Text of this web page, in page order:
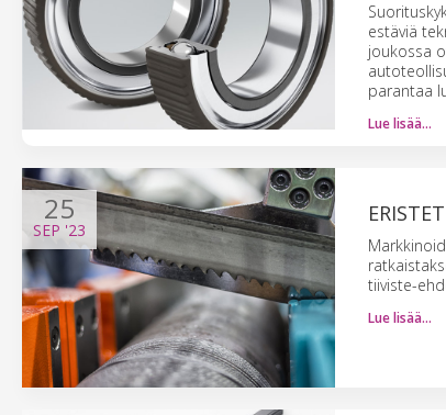
estäviä
joukossa
parantaa
Lue lisää…
25
SEP '23
tiiviste-
Lue lisää…